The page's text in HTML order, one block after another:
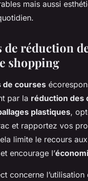
mais aussi
de réduction
shopping
de courses
par la réduction des
plastiques,
et rapportez vos
limite le recours
encourage l’
concerne l’utilisation